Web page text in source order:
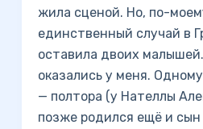
жила сценой. Но, по-
единственный случай в
оставила двоих
оказались у меня.
— полтора (у Нателлы
позже родился ещё и